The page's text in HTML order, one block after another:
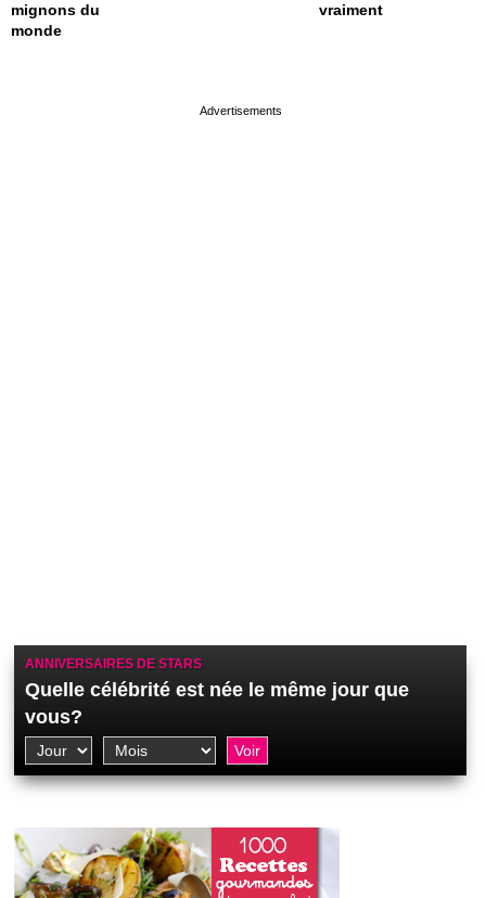
mignons du
monde
vraiment
ANNIVERSAIRES DE STARS
Quelle célébrité est née le même jour que
vous?